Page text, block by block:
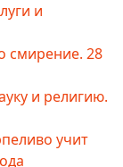
и
смирение. 28
и религию.
учит